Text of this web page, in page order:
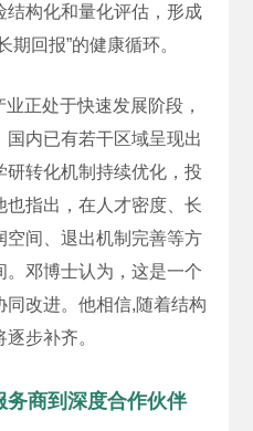
结构化和量化评估，形成
期回报”的健康循环。
正处于快速发展阶段，
内已有若干区域呈现出
研转化机制持续优化，投
也指出，在人才密度、长
空间、退出机制完善等方
邓博士认为，这是一个
改进。他相信,随着结构
步补齐。
商到深度合作伙伴